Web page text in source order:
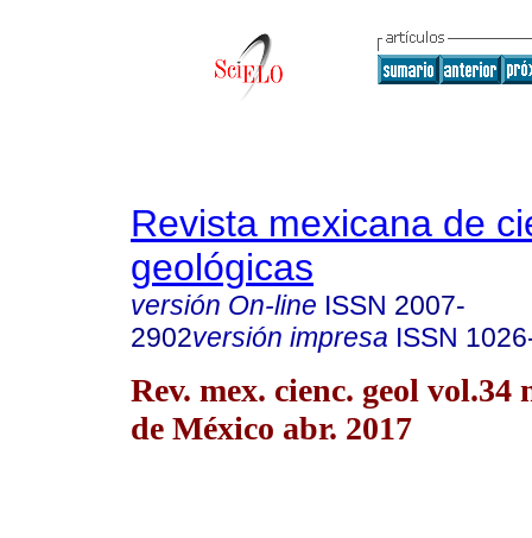
Revista mexicana de
geológicas
versión On-line ISSN 2007-
2902versión impresa ISSN
Rev. mex. cienc. geol vol.34
de México abr. 2017